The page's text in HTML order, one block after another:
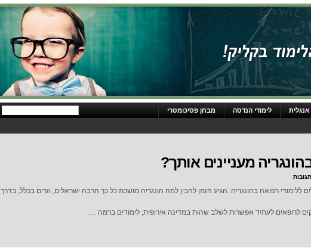
אנגלית לימודי הנדסה מבחן פסיכומטרי
מעניינים אותך?
ללימודי רפואה בהונגריה. הגיע הזמן להבין למה הונגריה מושכת כל כך הרבה ישראלים, וזרים בכלל, בדרך
לרופאים לעתיד אפשרות לשלב שהות במדינה אירופית, לימודים ברמה …